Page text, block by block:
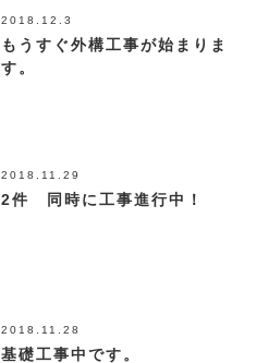
もうすぐ外構工事が始まりま
す。
2018.12.3
2件 同時に工事進行中！
2018.11.29
基礎工事中です。
2018.11.28